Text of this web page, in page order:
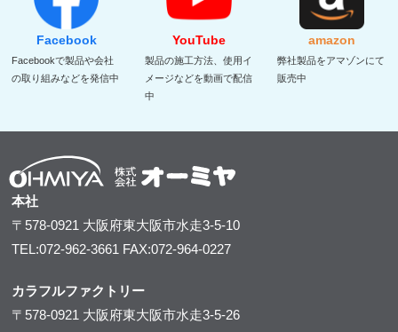
Facebook
Facebookで製品や会社
の取り組みなどを発信中
YouTube
製品の施工方法、使用イ
メージなどを動画で配信
中
amazon
弊社製品をアマゾンにて
販売中
本社
〒578-0921 大阪府東大阪市水走3-5-10
TEL:072-962-3661 FAX:072-964-0227
カラフルファクトリー
〒578-0921 大阪府東大阪市水走3-5-26